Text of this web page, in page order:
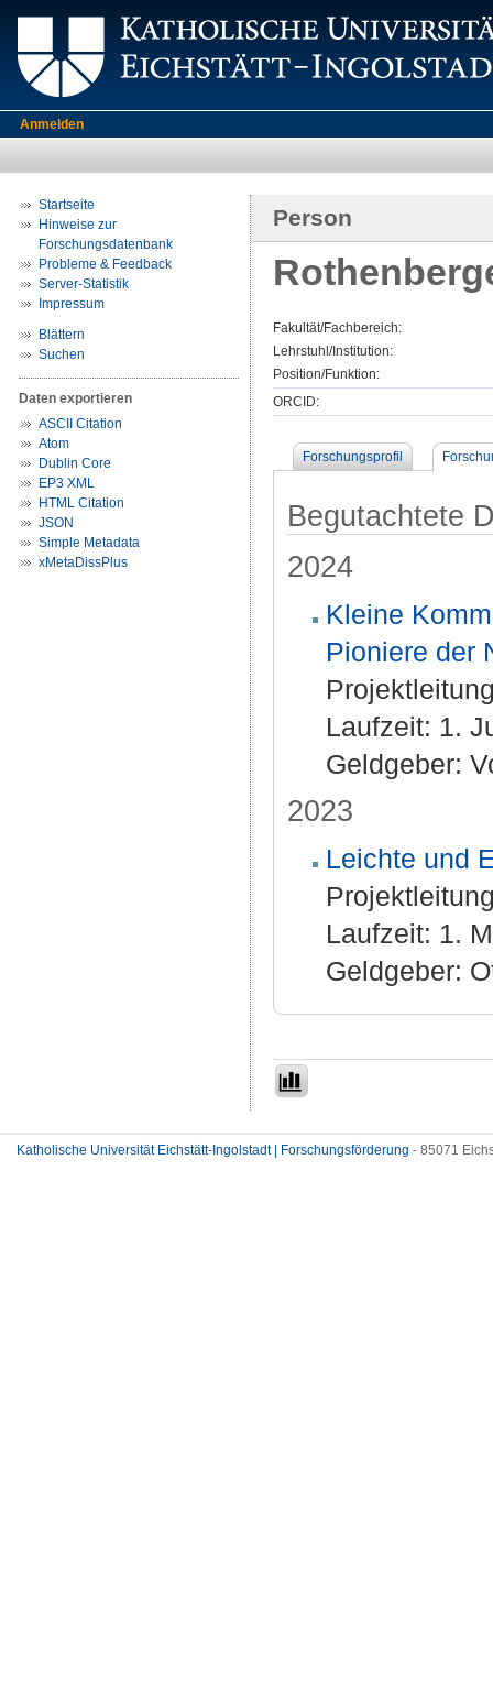
Anmelden
Startseite
Hinweise zur
Forschungsdatenbank
Probleme & Feedback
Server-Statistik
Impressum
Blättern
Suchen
Daten exportieren
ASCII Citation
Atom
Dublin Core
EP3 XML
HTML Citation
JSON
Simple Metadata
xMetaDissPlus
Person
Fakultät/Fachbereich:
Lehrstuhl/Institution:
Position/Funktion:
ORCID:
Forschungsprofil
Begutachtete
2024
Kleine
Pioniere der
Laufzeit: 1.
Geldgeber:
2023
Leichte und
Laufzeit: 1.
Geldgeber:
Katholische Universität Eichstätt-Ingolstadt | Forschungsförderung - 85071